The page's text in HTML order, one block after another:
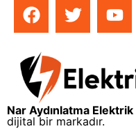
Nar Aydınlatma Elektrik
dijital bir markadır.